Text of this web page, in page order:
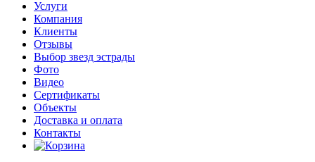
Услуги
Компания
Клиенты
Oтзывы
Выбор звезд эстрады
Фото
Видео
Сертификаты
Объекты
Доставка и оплата
Контакты